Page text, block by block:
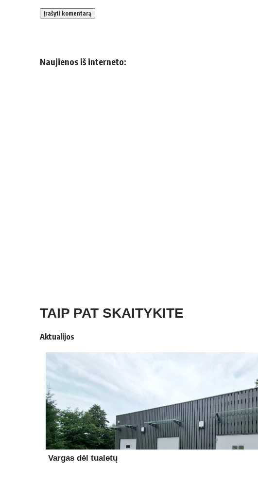
Naujienos iš interneto:
TAIP PAT SKAITYKITE
Aktualijos
Vargas dėl tualetų